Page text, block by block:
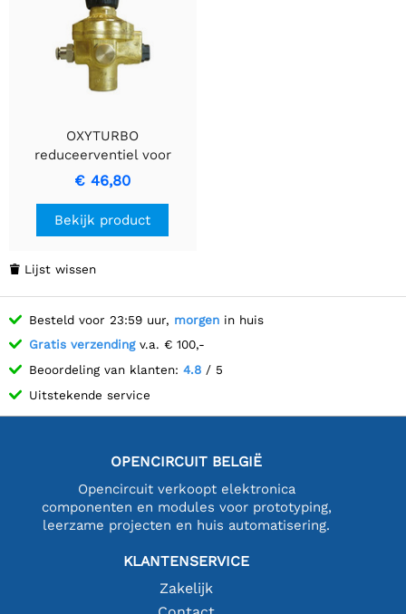
OXYTURBO
reduceerventiel voor
Mignon-gasflessen.
€ 46,80
Bekijk product
 Lijst wissen
Besteld voor 23:59 uur, morgen in huis
Gratis verzendingv.a. € 100,-
Beoordeling van klanten: 4.8 / 5
Uitstekende service
OPENCIRCUIT BELGIË
Opencircuit verkoopt elektronica
componenten en modules voor prototyping,
leerzame projecten en huis automatisering.
KLANTENSERVICE
Zakelijk